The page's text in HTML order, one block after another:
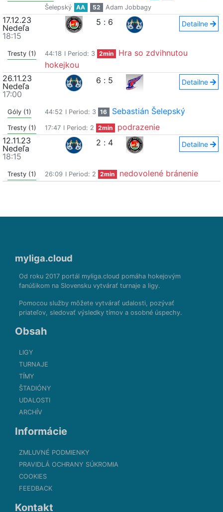
Šelepský
AA 52 Adam Jobbagy
17.12.23
Nedeľa
18:15
5 : 6 Detailne
Tresty (1) 44:18 I Period: 3 2min
Hra so zdvihnutou
hokejkou
26.11.23
Nedeľa
17:00
6 : 5 Detailne
Góly (1) 44:52 I Period: 3 16 Sebastián Šelepský
Tresty (1) 17:47 I Period: 2 2min
podrazenie
12.11.23
Nedeľa
18:15
2 : 4 Detailne
Tresty (1) 26:09 I Period: 2 2min nedovolené bránenie
myliga.cloud
Od roku 2017 portál myliga.cloud pomáha hokejovým
fanúšikom na Slovensku vytvárať turnaje a ligy.
Pomocou služby môžete vytvárať udalosti, pozývať
priateľov, sledovať výsledky tímov a osobné úspechy.
Obsah
LIGY
TURNAJE
TÍMY
ŠTADIÓNY
UDALOSTI
ARCHÍV
Informácie
ZMLUVNÉ PODMIENKY
PRAVIDLÁ OCHRANY SÚKROMIA
COOKIES
FEEDBACK
Kontakt